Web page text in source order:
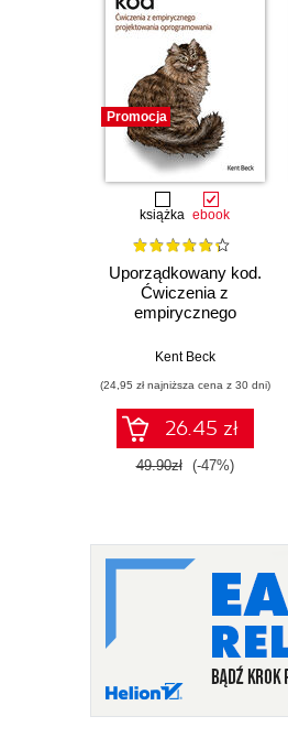
Promocja
książka ebook
Uporządkowany kod.
Ćwiczenia z
empirycznego
oprogramowania
Kent Beck
(24,95 zł najniższa cena z 30 dni)
26.45 zł
49.90zł (-47%)